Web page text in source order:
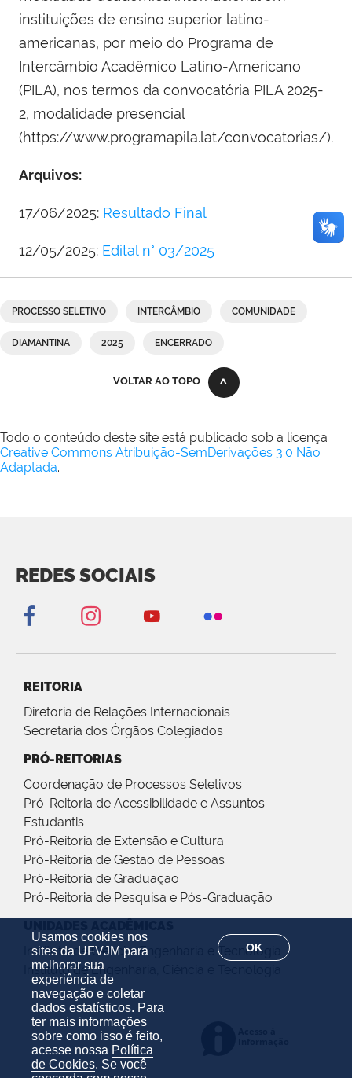
Usamos cookies nos
sites da UFVJM para
melhorar sua
experiência de
navegação e coletar
dados estatísticos. Para
ter mais informações
sobre como isso é feito,
acesse nossa Política
de Cookies. Se você
OK
instituições de ensino superior latino-
americanas, por meio do Programa de
Intercâmbio Acadêmico Latino-Americano
(PILA), nos termos da convocatória PILA 2025-
2, modalidade presencial
(https://www.programapila.lat/convocatorias/).
Arquivos:
17/06/2025: Resultado Final
12/05/2025: Edital n° 03/2025
PROCESSO SELETIVO INTERCÂMBIO COMUNIDADE
DIAMANTINA 2025 ENCERRADO
VOLTAR AO TOPO
Todo o conteúdo deste site está publicado sob a licença
Creative Commons Atribuição-SemDerivações 3.0 Não
Adaptada.
REDES SOCIAIS
REITORIA
Diretoria de Relações Internacionais
Secretaria dos Órgãos Colegiados
PRÓ-REITORIAS
Coordenação de Processos Seletivos
Pró-Reitoria de Acessibilidade e Assuntos
Estudantis
Pró-Reitoria de Extensão e Cultura
Pró-Reitoria de Gestão de Pessoas
Pró-Reitoria de Graduação
Pró-Reitoria de Pesquisa e Pós-Graduação
Instituto de Ciência, Engenharia e Tecnologia
Instituto de Engenharia, Ciência e Tecnologia